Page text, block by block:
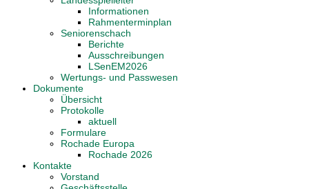
Informationen
Rahmenterminplan
Seniorenschach
Berichte
Ausschreibungen
LSenEM2026
Wertungs- und Passwesen
Dokumente
Übersicht
Protokolle
aktuell
Formulare
Rochade Europa
Rochade 2026
Kontakte
Vorstand